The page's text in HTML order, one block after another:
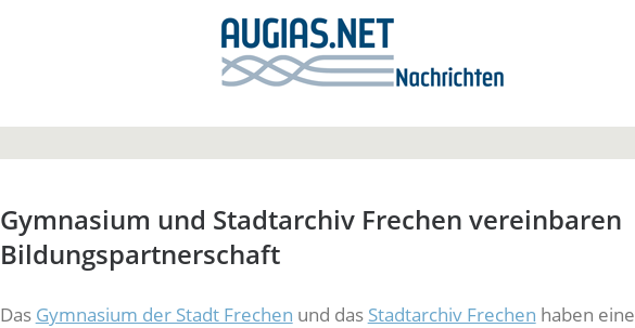
Gymnasium und Stadtarchiv Frechen vereinbaren
Bildungspartnerschaft
Das Gymnasium der Stadt Frechen und das Stadtarchiv Frechen haben eine